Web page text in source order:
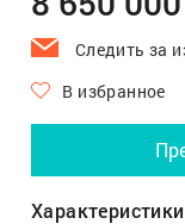
Следить за
В избранное